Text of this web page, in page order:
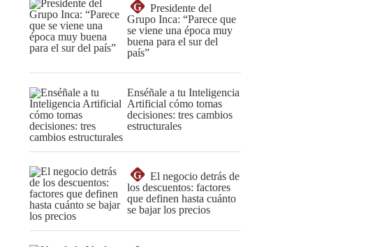
G
Presidente del
Grupo Inca: “Parece que
se viene una época muy
buena para el sur del
país”
Enséñale a tu Inteligencia
Artificial cómo tomas
decisiones: tres cambios
estructurales
G
El negocio detrás de
los descuentos: factores
que definen hasta cuánto
se bajar los precios